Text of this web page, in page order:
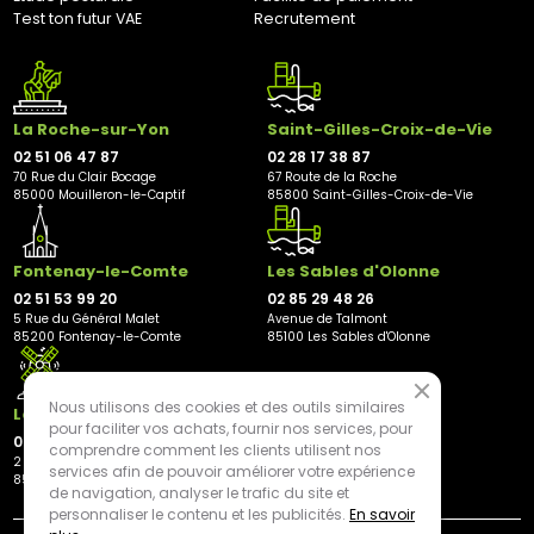
85000, Mouilleron-Le-Captif
Test ton futur VAE
Recrutement
La Roche-sur-Yon
02 51 06 47 87
70 Rue du Clair Bocage
85000 Mouilleron-le-Captif
Saint-Gilles-Croix-de-Vie
02 28 17 38 87
67 Route de la Roche
85800 Saint-Gilles-Croix-de-Vie
Fontenay-le-Comte
02 51 53 99 20
5 Rue du Général Malet
85200 Fontenay-le-Comte
Les Sables d'Olonne
02 85 29 48 26
Avenue de Talmont
85100 Les Sables d'Olonne
Les Herbiers
02 21 81 23 11
2 rue des Peupliers
85500 Les Herbiers
Nous utilisons des cookies et des outils similaires
pour faciliter vos achats, fournir nos services, pour
comprendre comment les clients utilisent nos
services afin de pouvoir améliorer votre expérience
de navigation, analyser le trafic du site et
personnaliser le contenu et les publicités. En savoir